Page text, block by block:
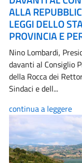
ALLA
LEGGI DELLO
PROVINCIA E
Nino Lombardi,
davanti al Consiglio
della Rocca dei
Sindaci e dell...
continua a leggere